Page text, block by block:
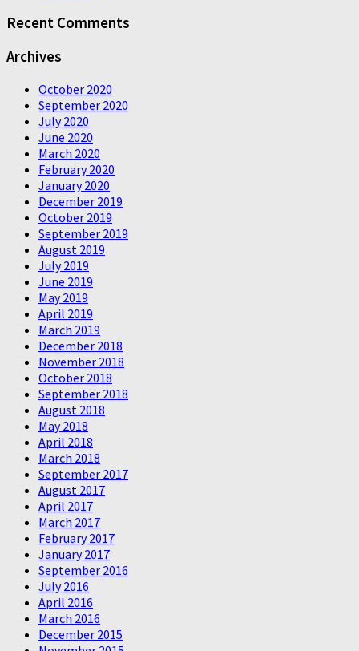
Recent Comments
Archives
October 2020
September 2020
July 2020
June 2020
March 2020
February 2020
January 2020
December 2019
October 2019
September 2019
August 2019
July 2019
June 2019
May 2019
April 2019
March 2019
December 2018
November 2018
October 2018
September 2018
August 2018
May 2018
April 2018
March 2018
September 2017
August 2017
April 2017
March 2017
February 2017
January 2017
September 2016
July 2016
April 2016
March 2016
December 2015